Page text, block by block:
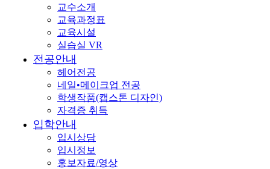
교수소개
교육과정표
교육시설
실습실 VR
전공안내
헤어전공
네일•메이크업 전공
학생작품(캡스톤 디자인)
자격증 취득
입학안내
입시상담
입시정보
홍보자료/영상